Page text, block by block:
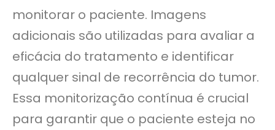
monitorar o paciente. Imagens
adicionais são utilizadas para avaliar a
eficácia do tratamento e identificar
qualquer sinal de recorrência do tumor.
Essa monitorização contínua é crucial
para garantir que o paciente esteja no